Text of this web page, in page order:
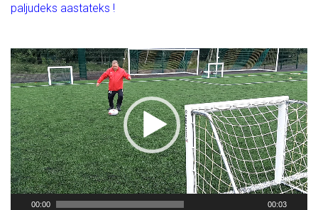
paljudeks aastateks !
00:00 00:03